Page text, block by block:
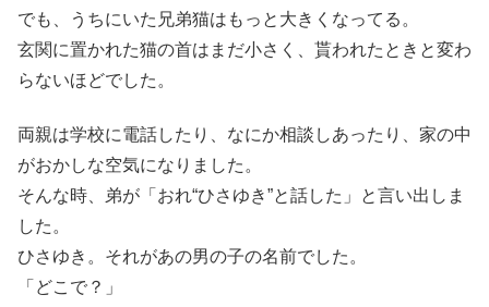
でも、うちにいた兄弟猫はもっと大きくなってる。
玄関に置かれた猫の首はまだ小さく、貰われたときと変わ
らないほどでした。
両親は学校に電話したり、なにか相談しあったり、家の中
がおかしな空気になりました。
そんな時、弟が「おれ“ひさゆき”と話した」と言い出しま
した。
ひさゆき。それがあの男の子の名前でした。
「どこで？」